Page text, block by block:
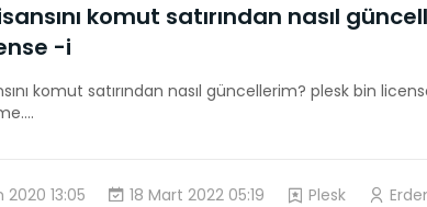
komut satırından nasıl
-i
komut satırından nasıl güncellerim? plesk bin
...
2020 13:05 18 Mart 2022 05:19 Plesk